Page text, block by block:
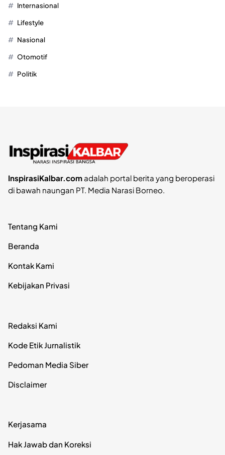
Internasional
Lifestyle
Nasional
Otomotif
Politik
InspirasiKalbar.comadalah portal berita yang beroperasi
di bawah naungan PT. Media Narasi Borneo.
Tentang Kami
Beranda
Kontak Kami
Kebijakan Privasi
Redaksi Kami
Kode Etik Jurnalistik
Pedoman Media Siber
Disclaimer
Kerjasama
Hak Jawab dan Koreksi